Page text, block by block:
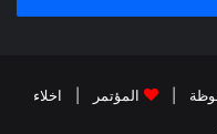
المؤتمر
اخلاء